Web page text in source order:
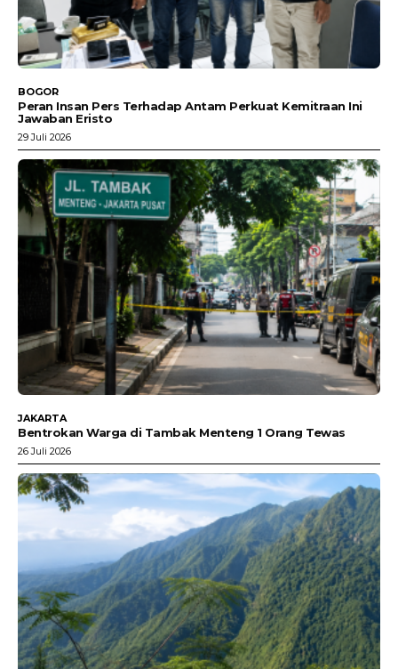
BOGOR
Peran Insan Pers Terhadap Antam Perkuat Kemitraan Ini
Jawaban Eristo
29 Juli 2026
JAKARTA
Bentrokan Warga di Tambak Menteng 1 Orang Tewas
26 Juli 2026